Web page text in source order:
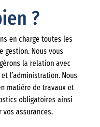
?
en charge toutes les
gestion. Nous vous
la relation avec
l’administration. Nous
matière de travaux et
obligatoires ainsi
assurances.